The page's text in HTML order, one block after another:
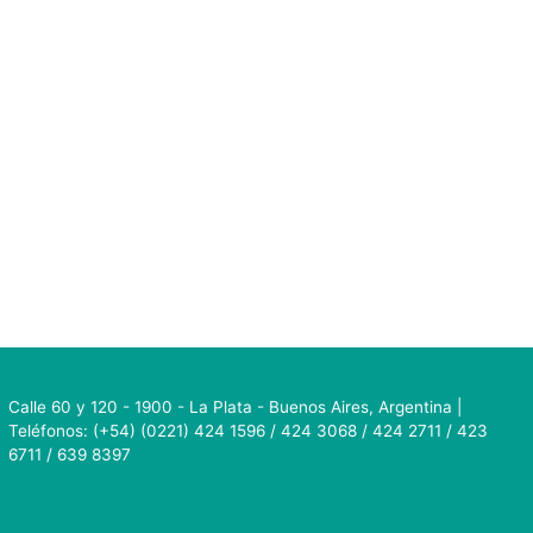
Calle 60 y 120 - 1900 - La Plata - Buenos Aires, Argentina |
Teléfonos: (+54) (0221) 424 1596 / 424 3068 / 424 2711 / 423
6711 / 639 8397